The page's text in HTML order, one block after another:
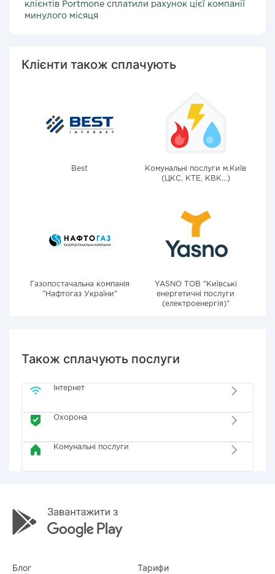
клієнтів Portmone сплатили рахунок цієї компанії
минулого місяця
Клієнти також сплачують
Best
Комунальні послуги м.Київ
(ЦКС, КТЕ, КВК...)
Газопостачальна компанія
"Нафтогаз України"
YASNO ТОВ "Київські
енергетичні послуги
(електроенергія)"
Також сплачують послуги
Інтернет
Охорона
Комунальні послуги
Блог Тарифи